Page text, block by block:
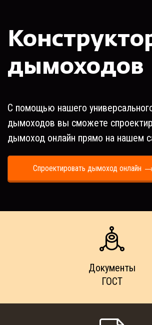
дымоходов
С помощью нашего
дымоходов вы сможете
дымоход онлайн прямо на нашем
Спроектировать дымоход онлайн
Документы
ГОСТ